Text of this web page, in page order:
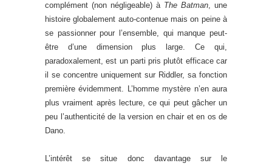
complément (non négligeable) à The Batman, une
histoire globalement auto-contenue mais on peine à
se passionner pour l’ensemble, qui manque peut-
être d’une dimension plus large. Ce qui,
paradoxalement, est un parti pris plutôt efficace car
il se concentre uniquement sur Riddler, sa fonction
première évidemment. L’homme mystère n’en aura
plus vraiment après lecture, ce qui peut gâcher un
peu l’authenticité de la version en chair et en os de
Dano.
L’intérêt se situe donc davantage sur le